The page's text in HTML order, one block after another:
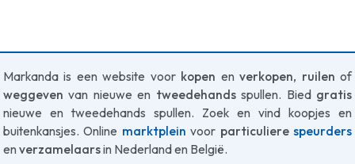
Markanda is een website voor kopen enverkopen, ruilen of
weggeven van nieuwe en tweedehandsspullen. Bied gratis
nieuwe en tweedehands spullen. Zoek en vind koopjes en
buitenkansjes. Online marktplein voor particulierespeurders
en verzamelaarsin Nederland en België.